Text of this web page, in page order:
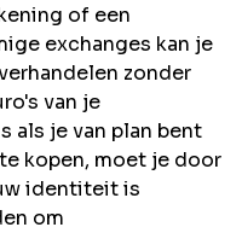
of een
exchanges kan je
zonder
van je
als je van plan bent
kopen, moet je door
identiteit is
om